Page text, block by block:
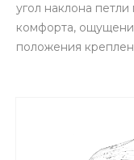
угол наклона
комфорта,
положения